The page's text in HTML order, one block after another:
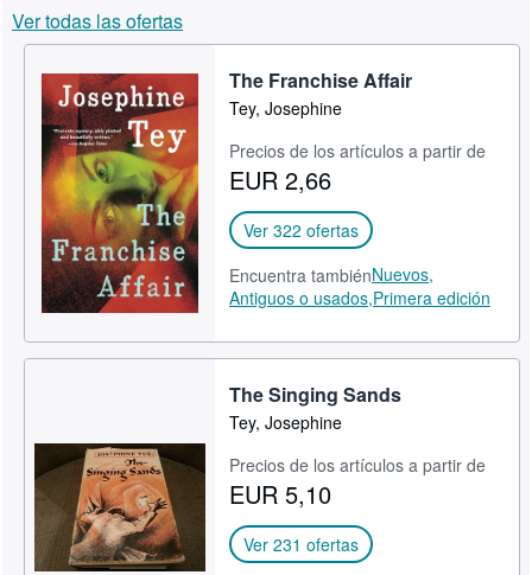
Arte y coleccionismo
Vendedores
Comenzar a vender
Ayuda
CERRAR
Ver todas las ofertas
The Franchise Affair
Tey, Josephine
Precios de los artículos a partir de
EUR 2,66
Ver 322 ofertas
Encuentra tambiénNuevos,
Antiguos o usados,Primera edición
The Singing Sands
Tey, Josephine
Precios de los artículos a partir de
EUR 5,10
Ver 231 ofertas